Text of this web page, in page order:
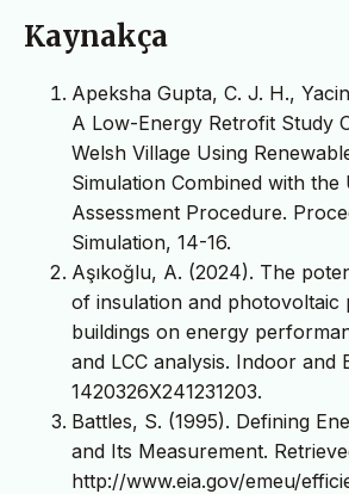
Kaynakça
Apeksha Gupta, C. J. H.,
A Low-Energy Retrofit Study
Welsh Village Using
Simulation Combined with the
Assessment Procedure.
Simulation, 14-16.
Aşıkoğlu, A. (2024). The
of insulation and photovoltaic
buildings on energy
and LCC analysis. Indoor and
1420326X241231203.
Battles, S. (1995). Defining
and Its Measurement.
http://www.eia.gov/emeu/